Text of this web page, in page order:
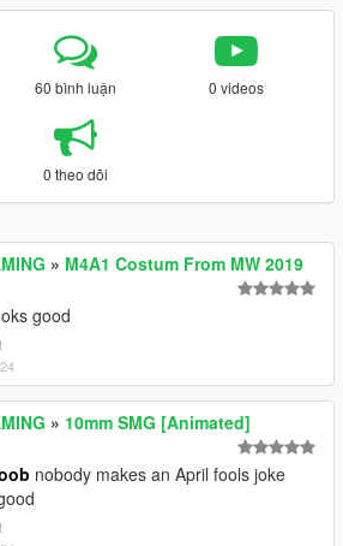
60 bình luận 0 videos
0 theo dõi
» M4A1 Costum From MW 2019
good
» 10mm SMG [Animated]
nobody makes an April fools joke